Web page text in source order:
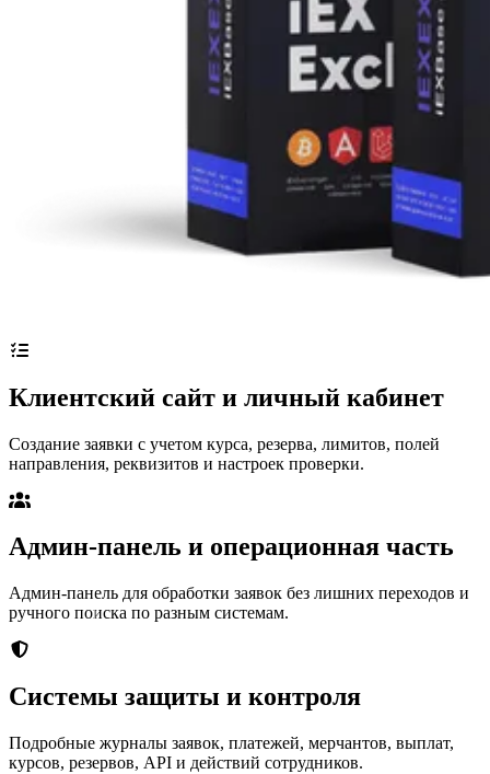
Клиентский сайт и личный кабинет
Создание заявки с учетом курса, резерва, лимитов, полей
направления, реквизитов и настроек проверки.
Админ-панель и операционная часть
Админ-панель для обработки заявок без лишних переходов и
ручного поиска по разным системам.
Системы защиты и контроля
Подробные журналы заявок, платежей, мерчантов, выплат,
курсов, резервов, API и действий сотрудников.